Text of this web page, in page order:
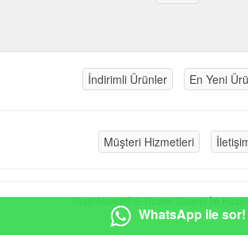
İndirimli Ürünler En Yeni
Müşteri Hizmetleri
PlatinMarket®E-Ticaret Sistemiİle
WhatsApp ile sor!